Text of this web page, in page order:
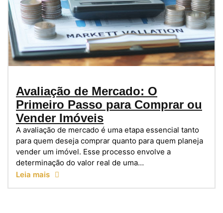
Avaliação de Mercado: O
Primeiro Passo para Comprar ou
Vender Imóveis
A avaliação de mercado é uma etapa essencial tanto
para quem deseja comprar quanto para quem planeja
vender um imóvel. Esse processo envolve a
determinação do valor real de uma…
Leia mais